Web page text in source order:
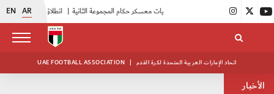
EN AR انطلاق منافسات بطولة النخبة لحرس الرئاسة |
UAE FOOTBALL ASSOCIATION | اتحاد الإمارات العربية المتحدة لكرة القدم
الأخبار